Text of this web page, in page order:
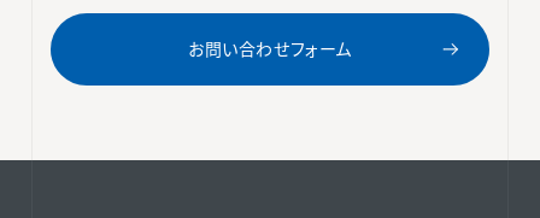
お問い合わせフォーム